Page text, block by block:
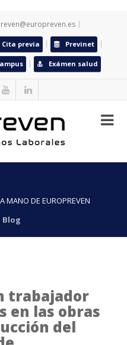
Cita previa Previnet
Exámen salud
MANO DE EUROPREVEN
Blog
trabajador
en las obras
del